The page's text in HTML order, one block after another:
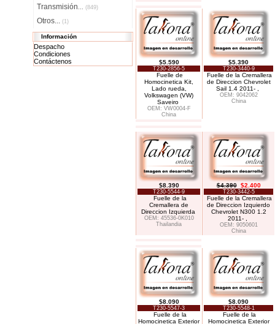
Transmisión... (849)
Otros... (1)
Información
Despacho
Condiciones
Contáctenos
$5.590
T230-2856-5
Fuelle de
Homocinetica Kit,
Lado rueda,
Volkswagen (VW)
Saveiro
OEM: VW0004-F
China
$5.390
T230-3440-9
Fuelle de la Cremallera
de Direccion Chevrolet
Sail 1.4 2011- ,
OEM: 9042062
China
$8.390
T230-5544-9
Fuelle de la
Cremallera de
Direccion Izquierda
OEM: 45536-0K010
Thailandia
$4.390 $2.400
T230-3442-5
Fuelle de la Cremallera
de Direccion Izquierdo
Chevrolet N300 1.2
2011- ,
OEM: 9050601
China
$8.090
T230-5547-3
Fuelle de la
Homocinetica Exterior
$8.090
T230-5548-1
Fuelle de la
Homocinetica Exterior